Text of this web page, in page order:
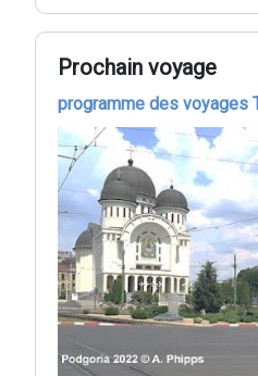
Prochain voyage
programme des voyages